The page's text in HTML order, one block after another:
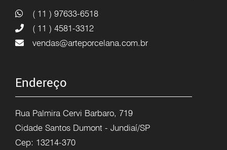
( 11 ) 97633-6518
( 11 ) 4581-3312
vendas@arteporcelana.com.br
Endereço
Rua Palmira Cervi Barbaro, 719
Cidade Santos Dumont - Jundiaí/SP
Cep: 13214-370